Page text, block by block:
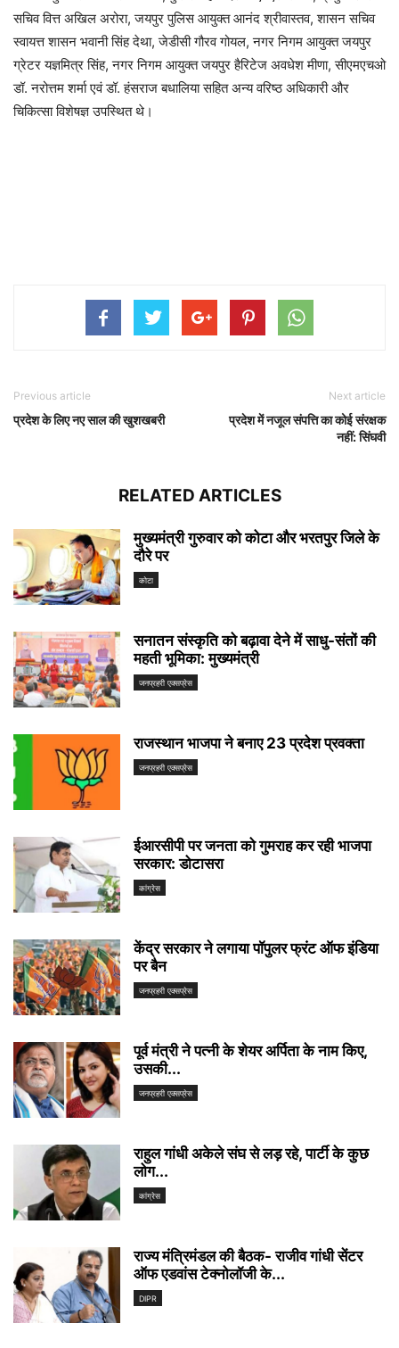
सचिव वित्त अखिल अरोरा, जयपुर पुलिस आयुक्त आनंद श्रीवास्तव, शासन सचिव
स्वायत्त शासन भवानी सिंह देथा, जेडीसी गौरव गोयल, नगर निगम आयुक्त जयपुर
ग्रेटर यज्ञमित्र सिंह, नगर निगम आयुक्त जयपुर हैरिटेज अवधेश मीणा, सीएमएचओ
डॉ. नरोत्तम शर्मा एवं डॉ. हंसराज बधालिया सहित अन्य वरिष्ठ अधिकारी और
चिकित्सा विशेषज्ञ उपस्थित थे।
Previous article
प्रदेश के लिए नए साल की खुशखबरी
Next article
प्रदेश में नजूल संपत्ति का कोई संरक्षक
नहीं: सिंघवी
RELATED ARTICLES
मुख्यमंत्री गुरुवार को कोटा और भरतपुर जिले के
दौरे पर
कोटा
सनातन संस्कृति को बढ़ावा देने में साधु-संतों की
महती भूमिका: मुख्यमंत्री
जनप्रहरी एक्सप्रेस
राजस्थान भाजपा ने बनाए 23 प्रदेश प्रवक्ता
जनप्रहरी एक्सप्रेस
ईआरसीपी पर जनता को गुमराह कर रही भाजपा
सरकार: डोटासरा
कांग्रेस
केंद्र सरकार ने लगाया पॉपुलर फ्रंट ऑफ इंडिया
पर बैन
जनप्रहरी एक्सप्रेस
पूर्व मंत्री ने पत्नी के शेयर अर्पिता के नाम किए,
उसकी...
जनप्रहरी एक्सप्रेस
राहुल गांधी अकेले संघ से लड़ रहे, पार्टी के कुछ
लोग...
कांग्रेस
राज्य मंत्रिमंडल की बैठक- राजीव गांधी सेंटर
ऑफ एडवांस टेक्नोलॉजी के...
DIPR